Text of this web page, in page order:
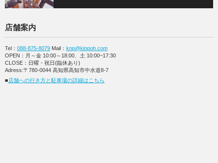
店舗案内
Tel： 088-875-8079 Mail： knp@kinpoh.com
OPEN：月～金 10:00～18:00、土 10:00~17:30
CLOSE：日曜・祝日(臨休あり)
Adress:〒780-0044 高知県高知市中水道8-7
■店舗への行き方と駐車場の詳細はこちら